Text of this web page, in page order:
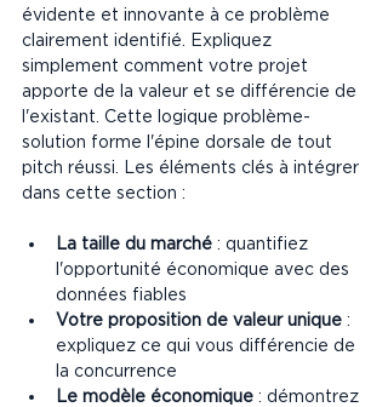
évidente et innovante à ce problème
clairement identifié. Expliquez
simplement comment votre projet
apporte de la valeur et se différencie de
l'existant. Cette logique problème-
solution forme l'épine dorsale de tout
pitch réussi. Les éléments clés à intégrer
dans cette section :
La taille du marché : quantifiez
l'opportunité économique avec des
données fiables
Votre proposition de valeur unique :
expliquez ce qui vous différencie de
la concurrence
Le modèle économique : démontrez